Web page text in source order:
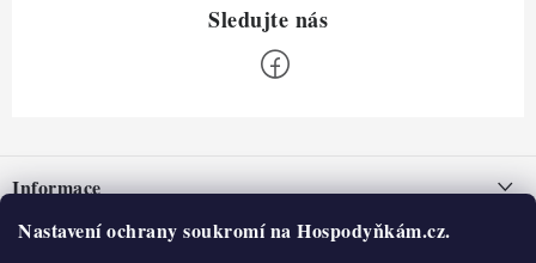
Nastavení ochrany soukromí na Hospodyňkám.cz.
pInformace
Nepřevzetí zásilky na dobírku
O nás